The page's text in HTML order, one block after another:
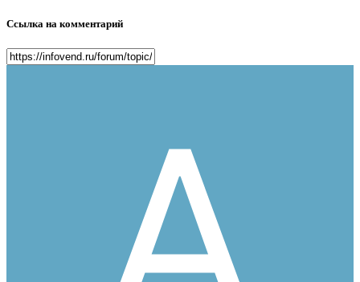
Ссылка на комментарий